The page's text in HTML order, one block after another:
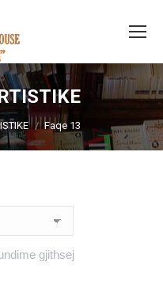
Faqe 13
gjithsej